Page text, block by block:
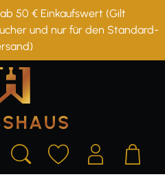
50 € Einkaufswert (Gilt
und nur für den Standard-